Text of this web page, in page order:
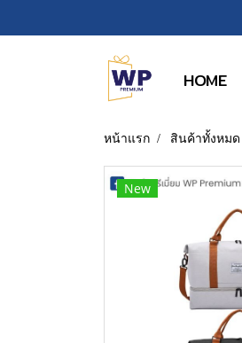
HOME
หน้าแรก สินค้าทั้งหมด
New